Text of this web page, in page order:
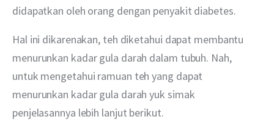
Layanan
didapatkan oleh orang dengan penyakit diabetes.
Hal ini dikarenakan, teh diketahui dapat membantu
menurunkan kadar gula darah dalam tubuh. Nah,
untuk mengetahui ramuan teh yang dapat
menurunkan kadar gula darah yuk simak
penjelasannya lebih lanjut berikut.